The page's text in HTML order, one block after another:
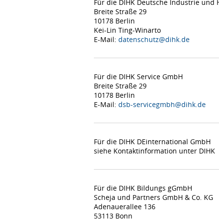
Für die DIHK Deutsche Industrie und
Breite Straße 29
10178 Berlin
Kei-Lin Ting-Winarto
E-Mail: datenschutz@dihk.de
Für die DIHK Service GmbH
Breite Straße 29
10178 Berlin
E-Mail: dsb-servicegmbh@dihk.de
Für die DIHK DEinternational GmbH
siehe Kontaktinformation unter DIHK
Für die DIHK Bildungs gGmbH
Scheja und Partners GmbH & Co. KG
Adenauerallee 136
53113 Bonn